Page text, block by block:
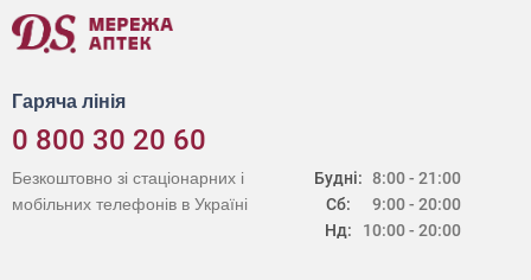
Гаряча лінія
0 800 30 20 60
Будні:
Сб:
Нд:
8:00 - 21:00
9:00 - 20:00
10:00 - 20:00
Безкоштовно зі стаціонарних і
мобільних телефонів в Україні